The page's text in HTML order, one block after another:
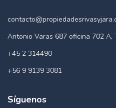
Antonio Varas 687 oficina 702 A,
+45 2 314490
+56 9 9139 3081
Síguenos